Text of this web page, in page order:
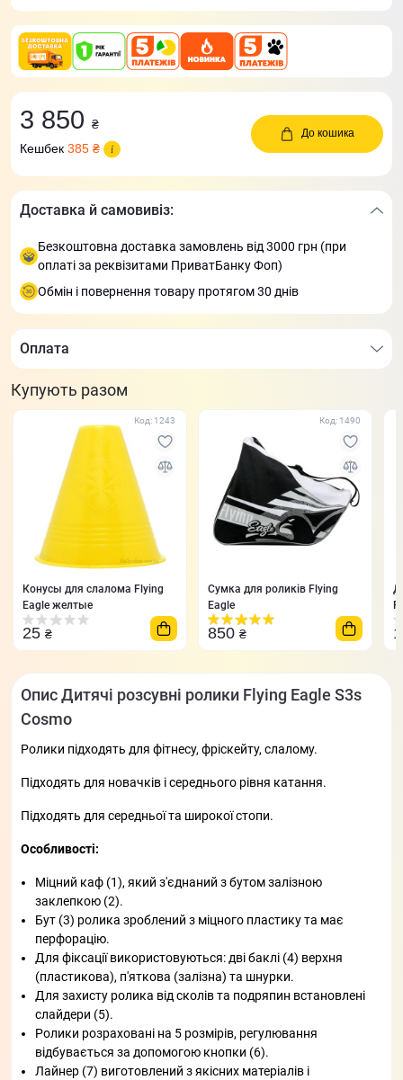
3 850 ₴
Кешбек 385 ₴
До кошика
Доставка й самовивіз:
Безкоштовна доставка замовлень від 3000 грн (при
оплаті за реквізитами ПриватБанку Фоп)
Обмін і повернення товару протягом 30 днів
Оплата
Купують разом
Код: 1243
Конусы для слалома Flying
Eagle желтые
25 ₴
Код: 1490
Сумка для роликів Flying
Eagle
850 ₴
Опис Дитячі розсувні ролики Flying Eagle S3s
Cosmo
Ролики підходять для фітнесу, фріскейту, слалому.
Підходять для новачків і середнього рівня катання.
Підходять для середньої та широкої стопи.
Особливості:
Міцний каф (1), який з'єднаний з бутом залізною
заклепкою (2).
Бут (3) ролика зроблений з міцного пластику та має
перфорацію.
Для фіксації використовуються: дві баклі (4) верхня
(пластикова), п'яткова (залізна) та шнурки.
Для захисту ролика від сколів та подряпин встановлені
слайдери (5).
Ролики розраховані на 5 розмірів, регулювання
відбувається за допомогою кнопки (6).
Лайнер (7) виготовлений з якісних матеріалів і